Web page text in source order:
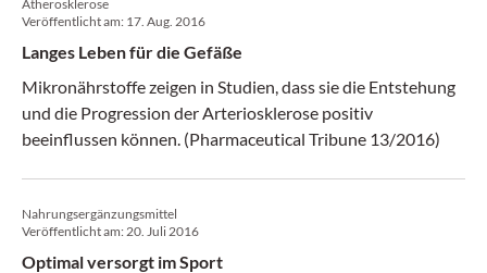
Atherosklerose
Veröffentlicht am: 17. Aug. 2016
Langes Leben für die Gefäße
Mikronährstoffe zeigen in Studien, dass sie die Entstehung
und die Progression der Arteriosklerose positiv
beeinflussen können. (Pharmaceutical Tribune 13/2016)
Nahrungsergänzungsmittel
Veröffentlicht am:20. Juli 2016
Optimal versorgt im Sport